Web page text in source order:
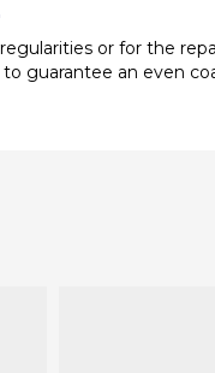
or for the
guarantee an even